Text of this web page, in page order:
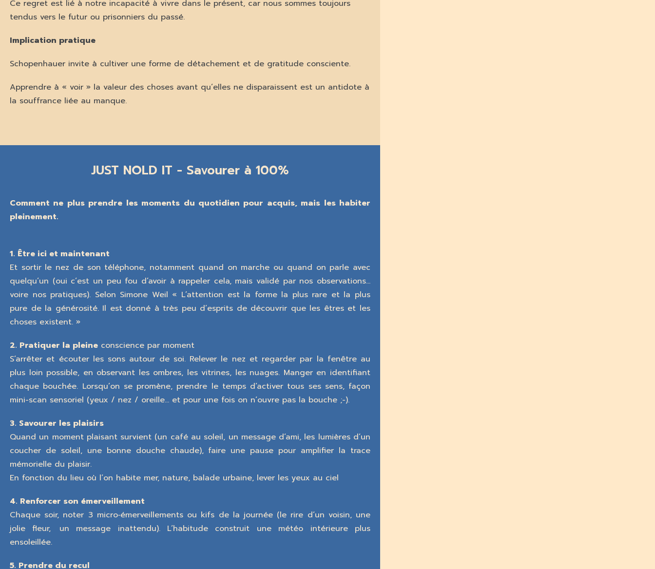
Ce regret est lié à notre incapacité à vivre dans le présent, car nous sommes toujours
tendus vers le futur ou prisonniers du passé.
Implication pratique
Schopenhauer invite à cultiver une forme de détachement et de gratitude consciente.
Apprendre à « voir » la valeur des choses avant qu’elles ne disparaissent est un antidote à
la souffrance liée au manque.
JUST NOLD IT - Savourer à 100%
Comment ne plus prendre les moments du quotidien pour acquis, mais les habiter
pleinement.
1. Être ici et maintenant
Et sortir le nez de son téléphone, notamment quand on marche ou quand on parle avec
quelqu’un (oui c’est un peu fou d’avoir à rappeler cela, mais validé par nos observations…
voire nos pratiques). Selon Simone Weil « L’attention est la forme la plus rare et la plus
pure de la générosité. Il est donné à très peu d’esprits de découvrir que les êtres et les
choses existent. »
2. Pratiquer la pleine conscience par moment
S’arrêter et écouter les sons autour de soi. Relever le nez et regarder par la fenêtre au
plus loin possible, en observant les ombres, les vitrines, les nuages. Manger en identifiant
chaque bouchée. Lorsqu’on se promène, prendre le temps d’activer tous ses sens, façon
mini-scan sensoriel (yeux / nez / oreille… et pour une fois on n’ouvre pas la bouche ;-).
3. Savourer les plaisirs
Quand un moment plaisant survient (un café au soleil, un message d’ami, les lumières d’un
coucher de soleil, une bonne douche chaude), faire une pause pour amplifier la trace
mémorielle du plaisir.
En fonction du lieu où l’on habite mer, nature, balade urbaine, lever les yeux au ciel
4. Renforcer son émerveillement
Chaque soir, noter 3 micro‑émerveillements ou kifs de la journée (le rire d’un voisin, une
jolie fleur, un message inattendu). L’habitude construit une météo intérieure plus
ensoleillée.
5. Prendre du recul